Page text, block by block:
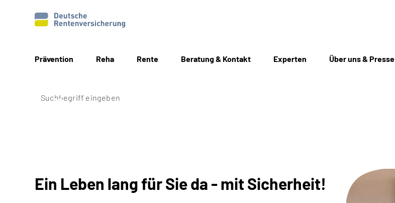
Prävention Reha Rente Beratung & Kontakt Experten Über uns & Presse
Ein Leben lang für Sie da - mit Sicherheit!